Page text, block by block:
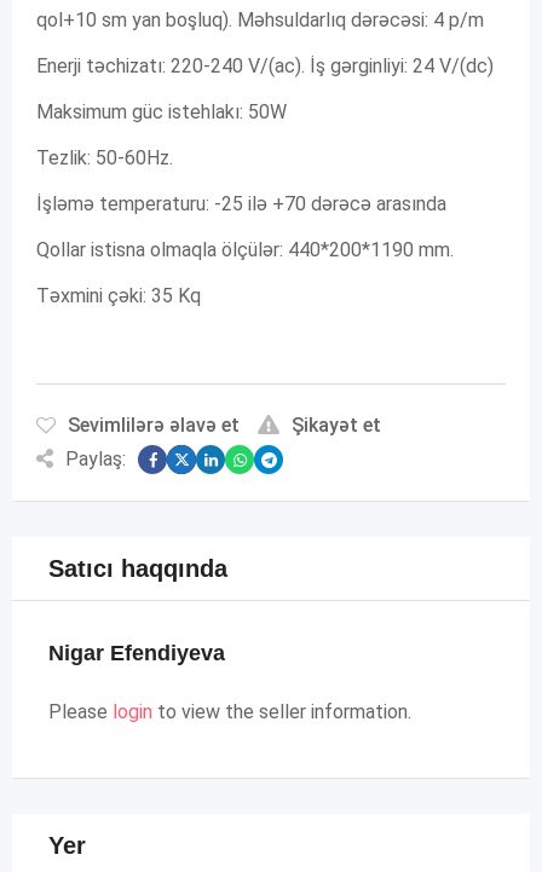
qol+10 sm yan boşluq). Məhsuldarlıq dərəcəsi: 4 p/m
Enerji təchizatı: 220-240 V/(ac). İş gərginliyi: 24 V/(dc)
Maksimum güc istehlakı: 50W
Tezlik: 50-60Hz.
İşləmə temperaturu: -25 ilə +70 dərəcə arasında
Qollar istisna olmaqla ölçülər: 440*200*1190 mm.
Təxmini çəki: 35 Kq
Sevimlilərə əlavə et
Şikayət et
Paylaş:
Satıcı haqqında
Nigar Efendiyeva
Please login to view the seller information.
Yer